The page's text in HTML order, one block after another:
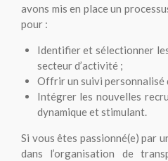
avons mis en place un
pour :
Identifier et sélectionner
secteur d’activité ;
Offrir un suivi personnalisé
Intégrer les nouvelles
dynamique et stimulant.
Si vous êtes passionné(e) par
dans l’organisation de